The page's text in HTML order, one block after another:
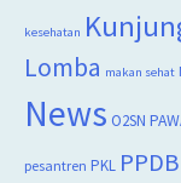
kesehatan
Lomba makan sehat
News O2SN
pesantren PKL PPDB